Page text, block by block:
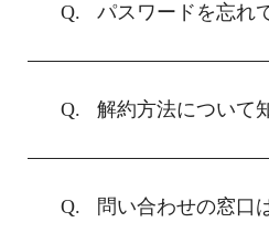
パスワードを忘れ
解約方法について
問い合わせの窓口